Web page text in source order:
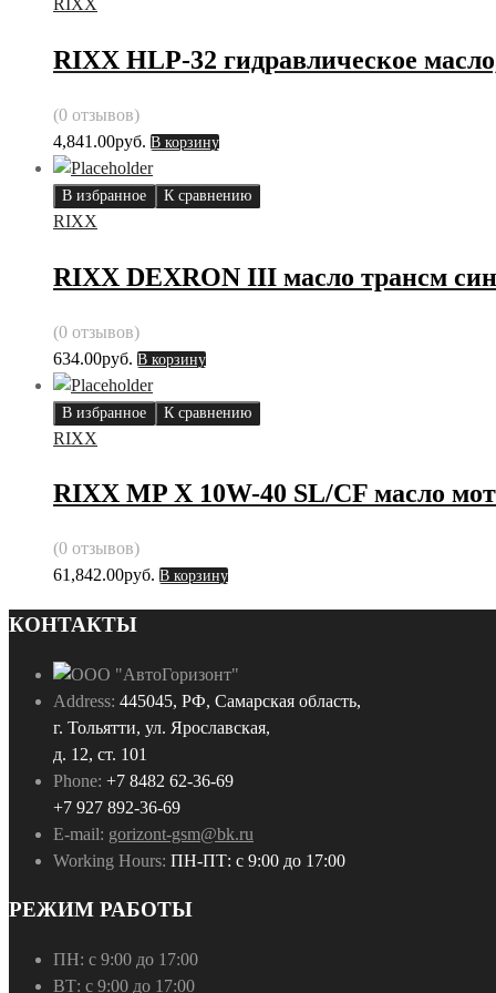
RIXX HLP-32 гидравлическое
(0 отзывов)
4,841.00руб. В корзину
В избранное К сравнению
RIXX
RIXX DEXRON III масло трансм
(0 отзывов)
634.00руб. В корзину
В избранное К сравнению
RIXX
RIXX MP X 10W-40 SL/CF масло
(0 отзывов)
61,842.00руб. В корзину
КОНТАКТЫ
Address: 445045, РФ, Самарская область,
г. Тольятти, ул. Ярославская,
д. 12, ст. 101
Phone: +7 8482 62-36-69
+7 927 892-36-69
E-mail: gorizont-gsm@bk.ru
Working Hours: ПН-ПТ: с 9:00 до 17:00
РЕЖИМ РАБОТЫ
ПН: с 9:00 до 17:00
ВТ: с 9:00 до 17:00